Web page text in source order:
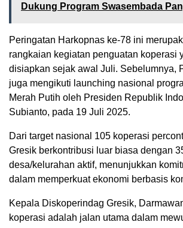
Dukung Program Swasembada
Peringatan Harkopnas ke-78 ini
rangkaian kegiatan penguatan koperasi
disiapkan sejak awal Juli. Sebelumnya,
juga mengikuti launching nasional
Merah Putih oleh Presiden Republik
Subianto, pada 19 Juli 2025.
Dari target nasional 105 koperasi
Gresik berkontribusi luar biasa dengan
desa/kelurahan aktif, menunjukkan
dalam memperkuat ekonomi berbasis
Kepala Diskoperindag Gresik,
koperasi adalah jalan utama dalam